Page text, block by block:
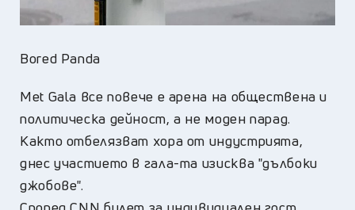
Bored Panda
Met Gala все повече е арена на обществена и
политическа дейност, а не моден парад.
Както отбелязват хора от индустрията,
днес участието в гала-та изисква "дълбоки
джобове".